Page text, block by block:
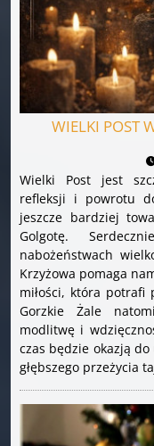
WIELKI POST
Wielki Post jest
refleksji i powrotu
jeszcze bardziej
Golgotę.
nabożeństwach
Krzyżowa pomaga
miłości, która potrafi
Gorzkie Żale
modlitwę i
czas będzie okazją
głębszego przeżycia